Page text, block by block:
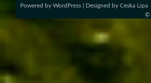
Powered by WordPress | Designed by Ceska Lipa
©